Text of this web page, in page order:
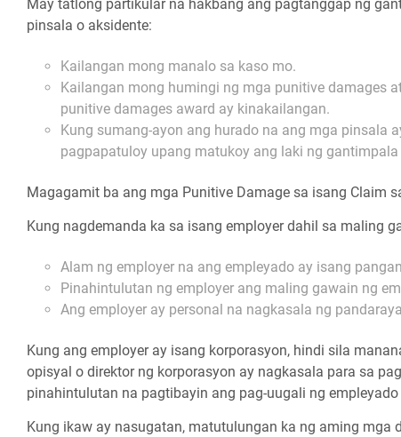
May tatlong partikular na hakbang ang pagtanggap ng
pinsala o aksidente:
Kailangan mong manalo sa kaso mo.
Kailangan mong humingi ng mga punitive damages
punitive damages award ay kinakailangan.
Kung sumang-ayon ang hurado na ang mga pinsala
pagpapatuloy upang matukoy ang laki ng
Magagamit ba ang mga Punitive Damage sa isang Claim
Kung nagdemanda ka sa isang employer dahil sa maling
Alam ng employer na ang empleyado ay isang
Pinahintulutan ng employer ang maling gawain ng
Ang employer ay personal na nagkasala ng
Kung ang employer ay isang korporasyon, hindi sila
opisyal o direktor ng korporasyon ay nagkasala para sa
pinahintulutan na pagtibayin ang pag-uugali ng
Kung ikaw ay nasugatan, matutulungan ka ng aming